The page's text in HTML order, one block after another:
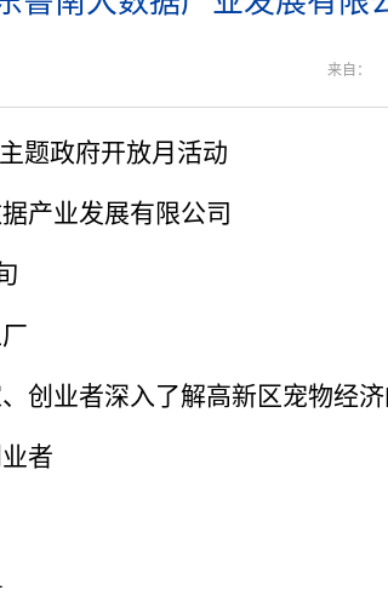
来自：
题政府开放月活动
产业发展有限公司
创业者深入了解高新区宠物经
者